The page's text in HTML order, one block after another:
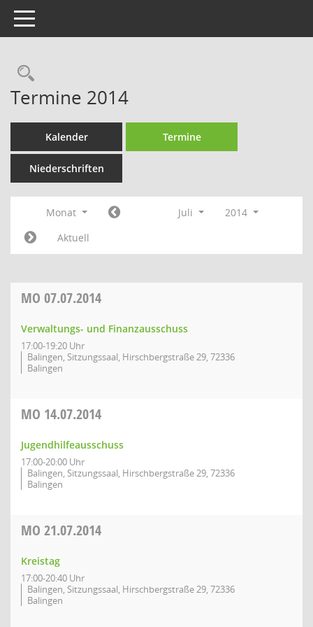
Toggle navigation
Rechercheauswahl
Termine 2014
Kalender Termine
Niederschriften
Monat Juli
2014
Aktuell
MO 07.07.2014
Verwaltungs- und Finanzausschuss
17:00-19:20 Uhr
Balingen, Sitzungssaal, Hirschbergstraße 29, 72336
Balingen
MO 14.07.2014
Jugendhilfeausschuss
17:00-20:00 Uhr
Balingen, Sitzungssaal, Hirschbergstraße 29, 72336
Balingen
MO 21.07.2014
Kreistag
17:00-20:40 Uhr
Balingen, Sitzungssaal, Hirschbergstraße 29, 72336
Balingen